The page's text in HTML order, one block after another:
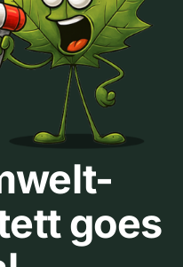
goes